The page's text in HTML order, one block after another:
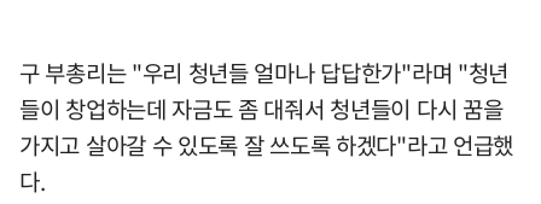
구 부총리는 "우리 청년들 얼마나 답답한가"라며 "청년
들이 창업하는데 자금도 좀 대줘서 청년들이 다시 꿈을
가지고 살아갈 수 있도록 잘 쓰도록 하겠다"라고 언급했
다.